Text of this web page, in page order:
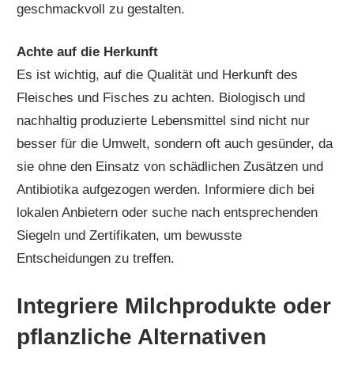
geschmackvoll zu gestalten.
Achte auf die Herkunft
Es ist wichtig, auf die Qualität und Herkunft des
Fleisches und Fisches zu achten. Biologisch und
nachhaltig produzierte Lebensmittel sind nicht nur
besser für die Umwelt, sondern oft auch gesünder, da
sie ohne den Einsatz von schädlichen Zusätzen und
Antibiotika aufgezogen werden. Informiere dich bei
lokalen Anbietern oder suche nach entsprechenden
Siegeln und Zertifikaten, um bewusste
Entscheidungen zu treffen.
Integriere Milchprodukte oder
pflanzliche Alternativen